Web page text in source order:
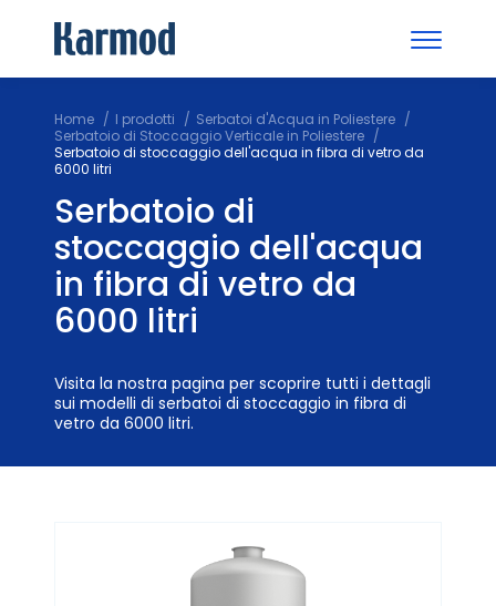
Home I prodotti
Serbatoi d'Acqua in Poliestere
Serbatoio di Stoccaggio Verticale in Poliestere
Serbatoio di stoccaggio dell'acqua in fibra di vetro da
6000 litri
Serbatoio di
stoccaggio dell'acqua
in fibra di vetro da
6000 litri
Visita la nostra pagina per scoprire tutti i dettagli
sui modelli di serbatoi di stoccaggio in fibra di
vetro da 6000 litri.